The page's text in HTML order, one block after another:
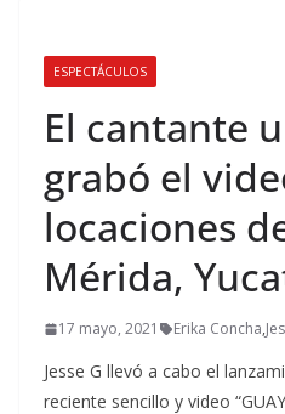
ESPECTÁCULOS
El cantante
grabó el
locaciones
Mérida,
17 mayo, 2021 Erika Concha,
Jesse G llevó a cabo el
reciente sencillo y video